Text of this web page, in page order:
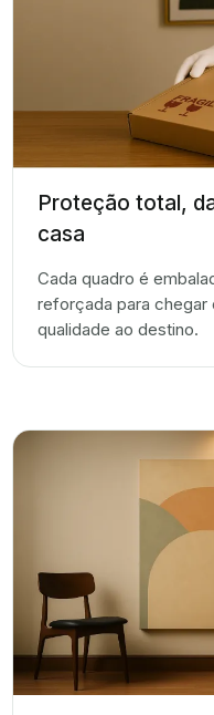
Proteção total,
casa
Cada quadro é
reforçada para chegar
qualidade ao destino.